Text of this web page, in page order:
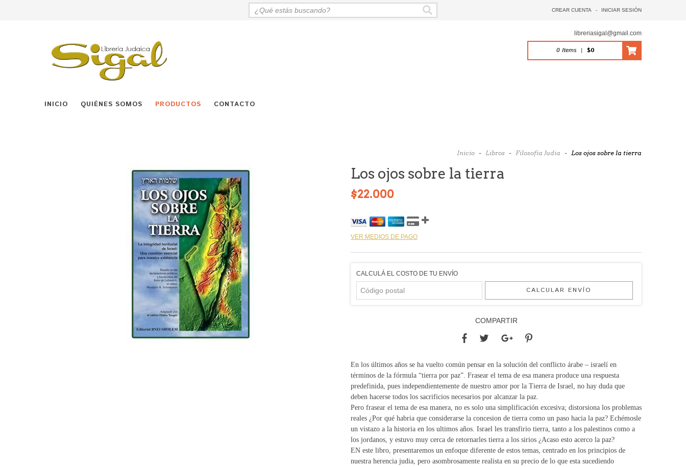
CREAR CUENTA - INICIAR SESIÓN
libreriasigal@gmail.com
0 Items | $0
INICIO QUIÉNES SOMOS PRODUCTOS CONTACTO
Inicio - Libros - Filosofia Judia - Los ojos sobre la tierra
Los ojos sobre la tierra
$22.000
VER MEDIOS DE PAGO
CALCULÁ EL COSTO DE TU ENVÍO
CALCULAR ENVÍO
COMPARTIR
En los últimos años se ha vuelto común pensar en la solución del conflicto árabe – israelí en
términos de la fórmula “tierra por paz”. Frasear el tema de esa manera produce una respuesta
predefinida, pues independientemente de nuestro amor por la Tierra de Israel, no hay duda que
deben hacerse todos los sacrificios necesarios por alcanzar la paz.
Pero frasear el tema de esa manera, no es solo una simplificación excesiva; distorsiona los problemas
reales ¿Por qué habria que considerarse la concesion de tierra como un paso hacia la paz? Echémosle
un vistazo a la historia en los ultimos años. Israel les transfirio tierra, tanto a los palestinos como a
los jordanos, y estuvo muy cerca de retornarles tierra a los sirios ¿Acaso esto acerco la paz?
EN este libro, presentaremos un enfoque diferente de estos temas, centrado en los principios de
nuestra herencia judia, pero asombrosamente realista en su precio de lo que esta sucediendo